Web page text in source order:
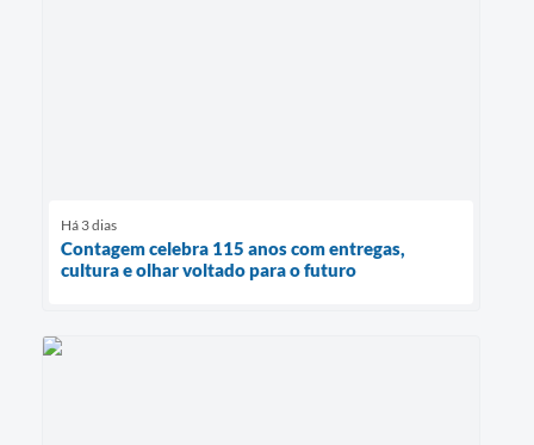
Há 3 dias
Contagem celebra 115 anos com entregas,
cultura e olhar voltado para o futuro